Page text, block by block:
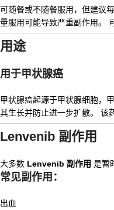
可随餐或不随餐服用，但建议
量服用可能导致严重副作用。
用途
用于甲状腺癌
甲状腺癌起源于甲状腺细胞，
其生长并防止进一步扩散。 该
Lenvenib 副作用
大多数 Lenvenib 副作用 是暂
常见副作用：
出血